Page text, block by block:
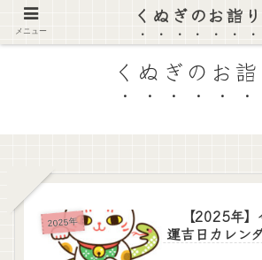
福岡で神社を探して行ってみるブロ
くぬぎのお詣
2025年
【2025年
運吉日カレン
メニュー
くぬぎのお詣り